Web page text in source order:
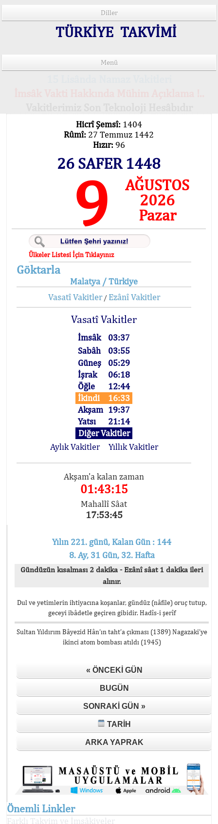
Diller
TÜRKİYE TAKVİMİ
Menü
Hicrî Şemsî: 1404
Rûmî: 27 Temmuz 1442
Hızır: 96
26 SAFER 1448
9
AĞUSTOS
2026
Pazar
Ülkeler Listesi İçin Tıklayınız
Göktarla
Malatya / Türkiye
Vasatî Vakitler/ Ezânî Vakitler
Vasatî Vakitler
İmsâk
03:37
Sabâh
03:55
Güneş
05:29
İşrak
06:18
Öğle
12:44
İkindi
16:33
Akşam 19:37
Yatsı
21:14
Diğer Vakitler
Aylık Vakitler
Yıllık Vakitler
Akşam'a kalan zaman
01:43:15
Mahallî Sâat
17:53:45
Yılın 221. günü, Kalan Gün : 144
8. Ay, 31 Gün, 32. Hafta
Gündüzün kısalması 2 dakika - Ezânî sâat 1 dakika ileri
alınır.
Dul ve yetimlerin ihtiyacına koşanlar, gündüz (nâfile) oruç tutup,
geceyi ibâdetle geçiren gibidir. Hadîs-i şerîf
Sultan Yıldırım Bâyezid Hân’ın taht’a çıkması (1389) Nagazaki’ye
ikinci atom bombası atıldı (1945)
« ÖNCEKI GÜN
BUGÜN
SONRAKI GÜN »
TARIH
ARKA YAPRAK
Önemli Linkler
Farklı Takvim ve İmsâkiyeler